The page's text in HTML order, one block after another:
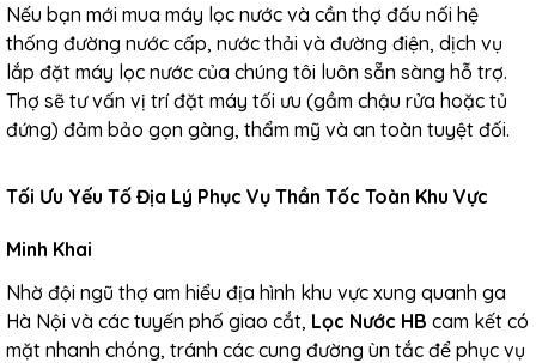
Nếu bạn mới mua máy lọc nước và cần thợ đấu nối hệ
thống đường nước cấp, nước thải và đường điện, dịch vụ
lắp đặt máy lọc nước của chúng tôi luôn sẵn sàng hỗ trợ.
Thợ sẽ tư vấn vị trí đặt máy tối ưu (gầm chậu rửa hoặc tủ
đứng) đảm bảo gọn gàng, thẩm mỹ và an toàn tuyệt đối.
Tối Ưu Yếu Tố Địa Lý Phục Vụ Thần Tốc Toàn Khu Vực
Minh Khai
Nhờ đội ngũ thợ am hiểu địa hình khu vực xung quanh ga
Hà Nội và các tuyến phố giao cắt, Lọc Nước HB cam kết có
mặt nhanh chóng, tránh các cung đường ùn tắc để phục vụ